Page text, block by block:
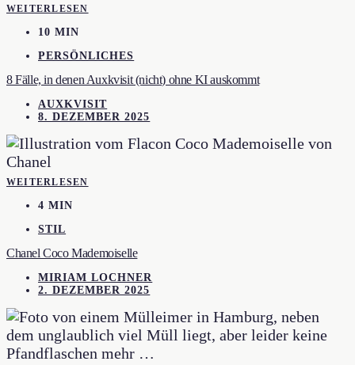
WEITERLESEN
10 MIN
PERSÖNLICHES
8 Fälle, in denen Auxkvisit (nicht) ohne KI auskommt
AUXKVISIT
8. DEZEMBER 2025
WEITERLESEN
4 MIN
STIL
Chanel Coco Mademoiselle
MIRIAM LOCHNER
2. DEZEMBER 2025